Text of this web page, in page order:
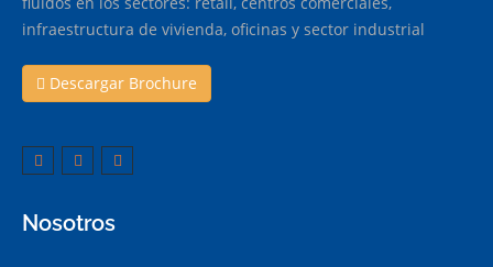
infraestructura de vivienda, oficinas y sector industrial
Descargar Brochure
Nosotros